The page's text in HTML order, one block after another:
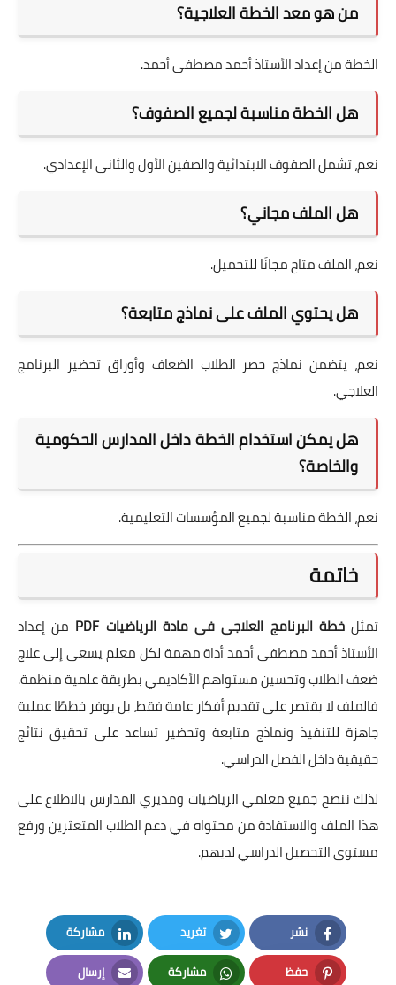
من هو معد الخطة العلاجية؟
الخطة من إعداد الأستاذ أحمد مصطفى أحمد.
هل الخطة مناسبة لجميع الصفوف؟
نعم، تشمل الصفوف الابتدائية والصفين الأول والثاني الإعدادي.
هل الملف مجاني؟
نعم، الملف متاح مجانًا للتحميل.
هل يحتوي الملف على نماذج متابعة؟
نعم، يتضمن نماذج حصر الطلاب الضعاف وأوراق تحضير البرنامج
العلاجي.
هل يمكن استخدام الخطة داخل المدارس الحكومية
والخاصة؟
نعم، الخطة مناسبة لجميع المؤسسات التعليمية.
خاتمة
تمثلخطة البرنامج العلاجي في مادة الرياضيات PDF
من إعداد
الأستاذ أحمد مصطفى أحمد أداة مهمة لكل معلم يسعى إلى علاج
ضعف الطلاب وتحسين مستواهم الأكاديمي بطريقة علمية منظمة.
فالملف لا يقتصر على تقديم أفكار عامة فقط، بل يوفر خططًا عملية
جاهزة للتنفيذ ونماذج متابعة وتحضير تساعد على تحقيق نتائج
حقيقية داخل الفصل الدراسي.
لذلك ننصح جميع معلمي الرياضيات ومديري المدارس بالاطلاع على
هذا الملف والاستفادة من محتواه في دعم الطلاب المتعثرين ورفع
مستوى التحصيل الدراسي لديهم.
نشر
Facebook
تغريد
Twitter
مشاركة
LinkedIn
حفظ مشاركة إرسال